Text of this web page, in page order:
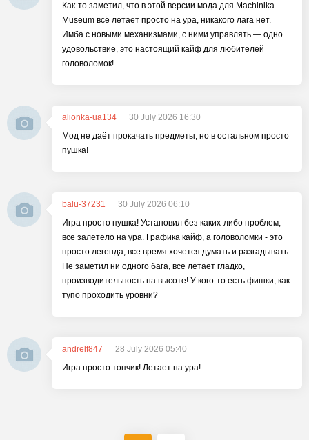
Как-то заметил, что в этой версии мода для Machinika
Museum всё летает просто на ура, никакого лага нет.
Имба с новыми механизмами, с ними управлять — одно
удовольствие, это настоящий кайф для любителей
головоломок!
alionka-ua134
30 July 2026 16:30
Мод не даёт прокачать предметы, но в остальном просто
пушка!
balu-37231
30 July 2026 06:10
Игра просто пушка! Установил без каких-либо проблем,
все залетело на ура. Графика кайф, а головоломки - это
просто легенда, все время хочется думать и разгадывать.
Не заметил ни одного бага, все летает гладко,
производительность на высоте! У кого-то есть фишки, как
тупо проходить уровни?
andrelf847
28 July 2026 05:40
Игра просто топчик! Летает на ура!